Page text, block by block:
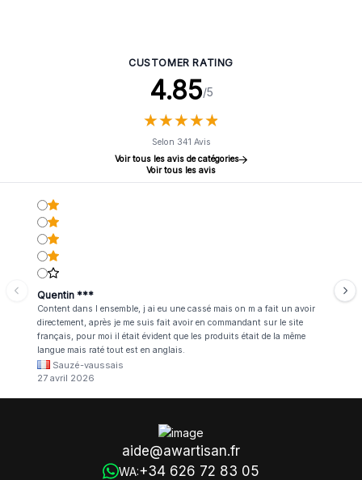
CUSTOMER RATING
4.85/5
★★★★★
★★★★★
Selon 341 Avis
Voir tous les avis de catégories
Voir tous les avis
Quentin ***
Content dans l ensemble, j ai eu une cassé mais on m a fait un avoir
directement, après je me suis fait avoir en commandant sur le site
français, pour moi il était évident que les produits était de la même
langue mais raté tout est en anglais.
Sauzé-vaussais
27 avril 2026
aide@awartisan.fr
WA:+34 626 72 83 05